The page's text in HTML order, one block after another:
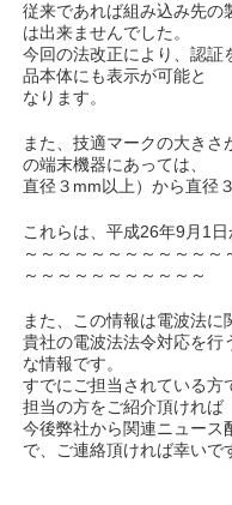
従来であれば組み込み先の
は出来ませんでした。
今回の法改正により、認証
品本体にも表示が可能と
なります。
また、技適マークの大き
の端末機器にあっては、
直径３mm以上）から直径
これらは、平成26年9月1日
～～～～～～～～～～～～
～～～～～～～～～～～
また、この情報は電波法
貴社の電波法法令対応を行
な情報です。
すでにご担当されている方
担当の方をご紹介頂ければ
今後弊社から関連ニュース
で、ご連絡頂ければ幸いで